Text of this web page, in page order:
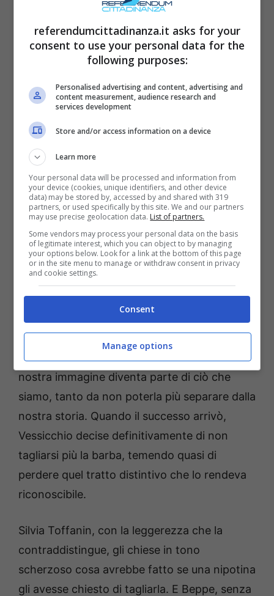
Beppe Vessicchio e la barba: “Non mi conosce senza, quindi
evitiamo traumi” (ANSA) referendumcittadinanza.it
Con una punta di ironia aggiunse:“Non mi
conosce senza, quindi evitiamo traumi. C’è
stato un momento in cui presentarmi a casa
senza barba, mi avrebbero visto come un
estraneo.”
Era un modo garbato per dire che, a volte, la
nostra immagine diventa parte di ciò che
siamo, tanto da non poterla più separare dalla
nostra storia. Quando il successo arrivò,
Vessicchio decise definitivamente di non
tagliarsi più la barba, temendo quasi di
perdere quel tratto distintivo che lo rendeva
riconoscibile.
Silvia Toffanin, con la leggerezza che la
contraddistingue, gli chiese in tono
scherzoso cosa avrebbe fatto se una nipotina
gli avesse chiesto di tagliarla. E Beppe, senza
referendumcittadinanza.it asks for your
consent to use your personal data for the
following purposes:
Personalised advertising and content, advertising and
content measurement, audience research and
services development
Store and/or access information on a device
Learn more
Your personal data will be processed and information from
your device (cookies, unique identifiers, and other device
data) may be stored by, accessed by and shared with 319
partners, or used specifically by this site. We and our partners
may use precise geolocation data. List of partners.
Some vendors may process your personal data on the basis
of legitimate interest, which you can object to by managing
your options below. Look for a link at the bottom of this page
or in the site menu to manage or withdraw consent in privacy
and cookie settings.
Consent
Manage options